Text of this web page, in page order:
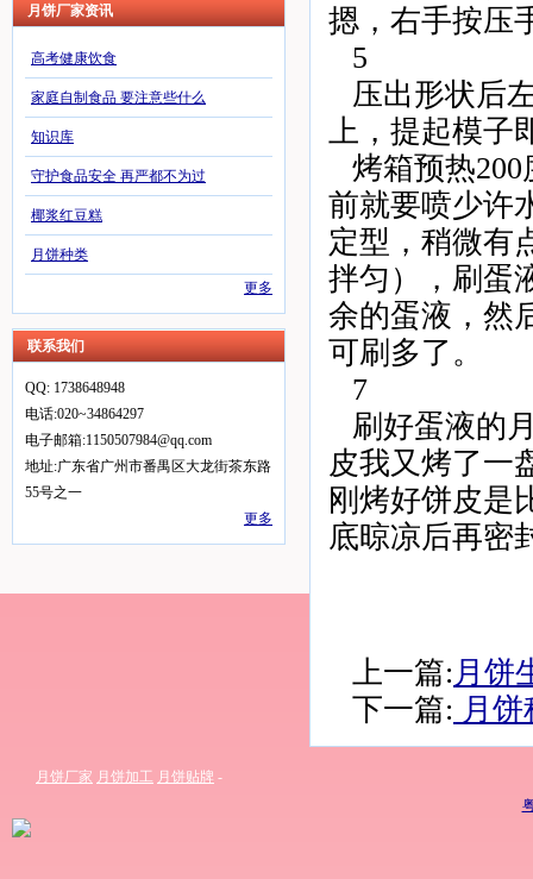
月饼厂家资讯
高考健康饮食
家庭自制食品 要注意些什么
知识库
守护食品安全 再严都不为过
椰浆红豆糕
月饼种类
更多
联系我们
QQ: 1738648948
电话:020~34864297
电子邮箱:1150507984@qq.com
地址:广东省广州市番禺区大龙街茶东路
55号之一
更多
摁，右手按压
5
压出形状后
上，提起模子
烤箱预热
前就要喷少许
定型，稍微有
拌匀），刷蛋
余的蛋液，然
可刷多了。
7
刷好蛋液的
皮我又烤了一
刚烤好饼皮是
底晾凉后再密
上一篇: 月饼
下一篇: 月
月饼厂家 月饼加工 月饼贴牌 -